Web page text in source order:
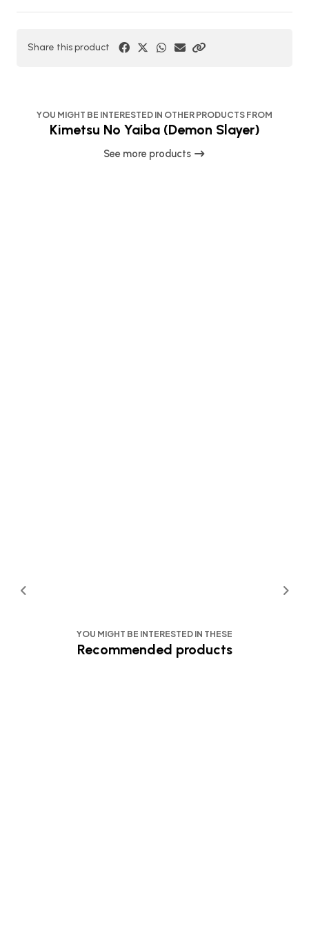
Share this product
YOU MIGHT BE INTERESTED IN OTHER PRODUCTS FROM
Kimetsu No Yaiba (Demon Slayer)
See more products
YOU MIGHT BE INTERESTED IN THESE
Recommended products